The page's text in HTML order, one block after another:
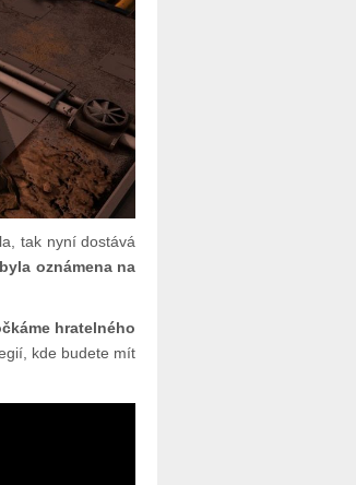
tak nyní dostává
oznámena na
hratelného
kde budete mít